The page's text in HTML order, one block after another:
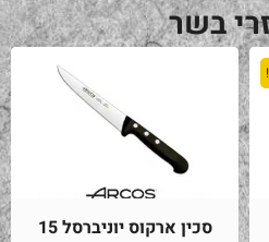
בשר
סכין ארקוס יוניברסל 15